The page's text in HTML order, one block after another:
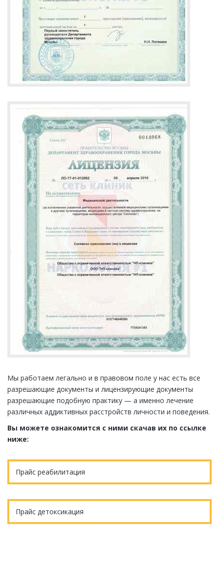
Мы работаем легально и в правовом поле у нас есть все
разрешающие документы и лицензирующие документы
разрешающие подобную практику — а именно лечение
различных аддиктивных расстройств личности и поведения.
Вы можете ознакомится с ними скачав их по ссылке
ниже:
Прайс реабилитация
Прайс детоксикация